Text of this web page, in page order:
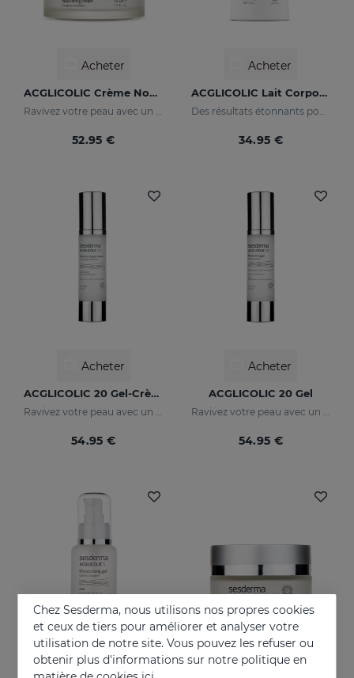
Acheter
ACGLICOLIC Crème Nourrissante
Ravivez votre peau avec un niveau d’efficacité jamais égalé
52.95 €
Acheter
ACGLICOLIC Lait Corporel
Des résultats étonnants pour une peau renouvelée
34.95 €
Acheter
ACGLICOLIC 20 Gel-Crème
Ravivez votre peau avec un niveau d’efficacité jamais égalé
54.95 €
Acheter
ACGLICOLIC 20 Gel
Ravivez votre peau avec un niveau d’efficacité jamais égalé
54.95 €
Acheter Acheter
Chez Sesderma, nous utilisons nos propres cookies
et ceux de tiers pour améliorer et analyser votre
utilisation de notre site. Vous pouvez les refuser ou
obtenir plus d'informations sur notre politique en